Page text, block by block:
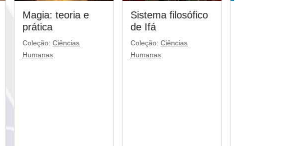
Magia: teoria e
prática
Coleção: Ciências
Humanas
Sistema filosófico
de Ifá
Coleção: Ciências
Humanas